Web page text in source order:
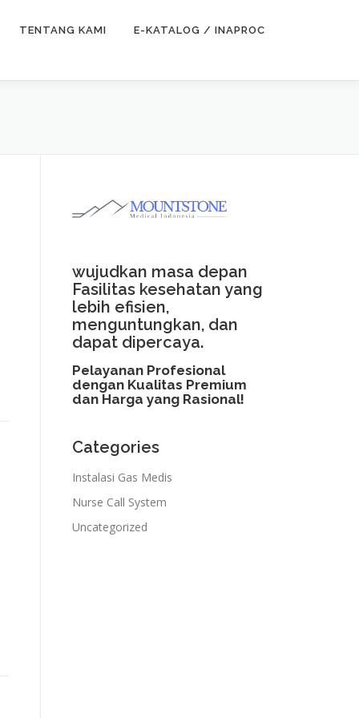
TENTANG KAMI E-KATALOG / INAPROC
wujudkan masa depan
Fasilitas kesehatan yang
lebih efisien,
menguntungkan, dan
dapat dipercaya.
Pelayanan Profesional
dengan Kualitas Premium
dan Harga yang Rasional!​
Categories
Instalasi Gas Medis
Nurse Call System
Uncategorized